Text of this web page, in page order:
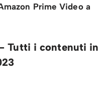
Prime Video a
Tutti i contenuti in